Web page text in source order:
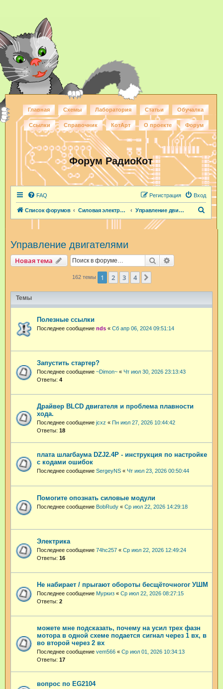
Главная Схемы Лаборатория Статьи Обучалка
Ссылки Справочник КотАрт О проекте Форум
Форум РадиоКот
FAQ Вход
Регистрация
Список форумов Силовая электроника Управление двигателями
Управление двигателями
Новая тема Поиск
162 темы 1 2 3 4
Темы
Полезные ссылки
Последнее сообщение nds « Сб апр 06, 2024 09:51:14
Запустить стартер?
Последнее сообщение ~Dimon~ « Чт июл 30, 2026 23:13:43
Ответы: 4
Драйвер BLCD двигателя и проблема плавности
хода.
Последнее сообщение jcxz « Пн июл 27, 2026 10:44:42
Ответы: 18
плата шлагбаума DZJ2.4P - инструкция по настройке
с кодами ошибок
Последнее сообщение SergeyNS « Чт июл 23, 2026 00:50:44
Помогите опознать силовые модули
Последнее сообщение BobRudy « Ср июл 22, 2026 14:29:18
Электрика
Последнее сообщение 74hc257 « Ср июл 22, 2026 12:49:24
Ответы: 16
Не набирает / прыгают обороты бесщёточногог УШМ
Последнее сообщение Муркиз « Ср июл 22, 2026 08:27:15
Ответы: 2
можете мне подсказать, почему на усил трех фазн
мотора в одной схеме подается сигнал через 1 вх, в
во второй через 2 вх
Последнее сообщение vem566 « Ср июл 01, 2026 10:34:13
Ответы: 17
вопрос по EG2104